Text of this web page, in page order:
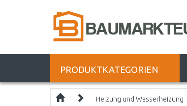
PRODUKTKATEGORIEN
Heizung und Wasserheizung